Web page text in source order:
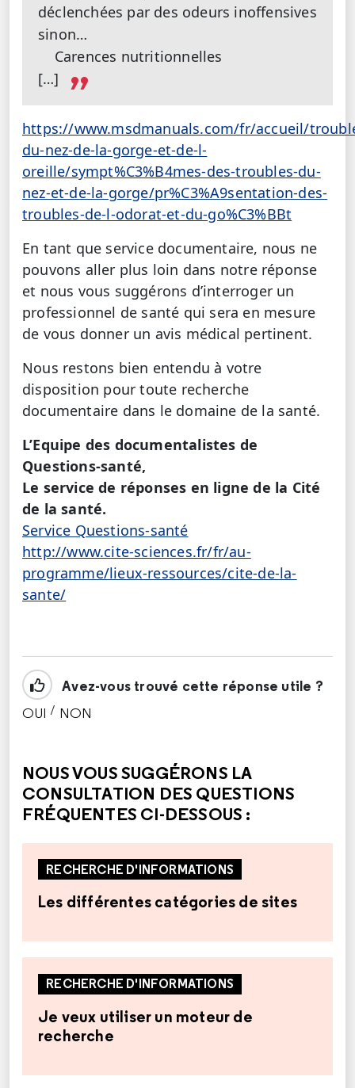
déclenchées par des odeurs inoffensives
sinon…
Carences nutritionnelles
[…]
https://www.msdmanuals.com/fr/accueil/
du-nez-de-la-gorge-et-de-l-
oreille/sympt%C3%B4mes-des-troubles-du-
nez-et-de-la-gorge/pr%C3%A9sentation-des-
troubles-de-l-odorat-et-du-go%C3%BBt
En tant que service documentaire, nous ne
pouvons aller plus loin dans notre réponse
et nous vous suggérons d’interroger un
professionnel de santé qui sera en mesure
de vous donner un avis médical pertinent.
Nous restons bien entendu à votre
disposition pour toute recherche
documentaire dans le domaine de la santé.
L’Equipe des documentalistes de
Questions-santé,
Le service de réponses en ligne de la Cité
de la santé.
Service Questions-santé
http://www.cite-sciences.fr/fr/au-
programme/lieux-ressources/cite-de-la-
sante/
Avez-vous trouvé cette réponse utile ?
OUI / NON
NOUS VOUS SUGGÉRONS LA
CONSULTATION DES QUESTIONS
FRÉQUENTES CI-DESSOUS :
RECHERCHE D'INFORMATIONS
Les différentes catégories de sites
RECHERCHE D'INFORMATIONS
Je veux utiliser un moteur de
recherche